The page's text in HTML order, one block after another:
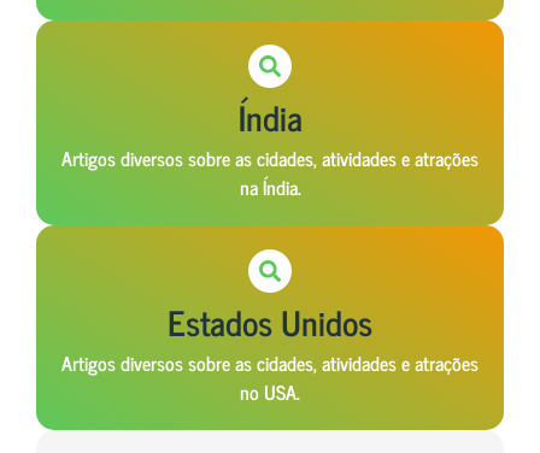
Índia
Artigos diversos sobre as cidades, atividades e atrações
na Índia.
Estados Unidos
Artigos diversos sobre as cidades, atividades e atrações
no USA.